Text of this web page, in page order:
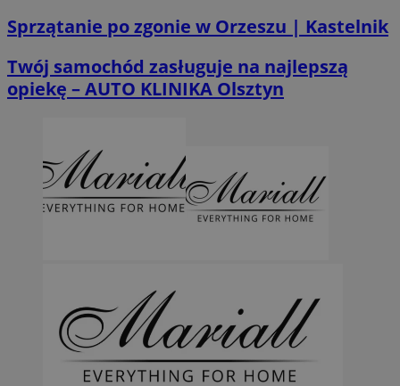
Sprzątanie po zgonie w Orzeszu | Kastelnik
Twój samochód zasługuje na najlepszą
opiekę – AUTO KLINIKA Olsztyn